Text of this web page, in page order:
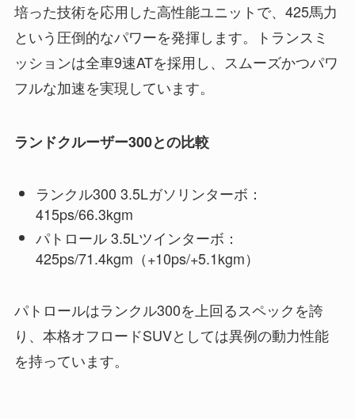
培った技術を応用した高性能ユニットで、425馬力
という圧倒的なパワーを発揮します。トランスミ
ッションは全車9速ATを採用し、スムーズかつパワ
フルな加速を実現しています。
ランドクルーザー300との比較
ランクル300 3.5Lガソリンターボ：
415ps/66.3kgm
パトロール 3.5Lツインターボ：
425ps/71.4kgm（+10ps/+5.1kgm）
パトロールはランクル300を上回るスペックを誇
り、本格オフロードSUVとしては異例の動力性能
を持っています。